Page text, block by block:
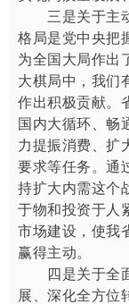
三是关于主动
格局是党中央把
为全国大局作出
大棋局中，我们
作出积极贡献。
国内大循环、畅
力提振消费、扩
要求等任务。通
持扩大内需这个
于物和投资于人
市场建设，使我
赢得主动。
四是关于全面
展、深化全方位